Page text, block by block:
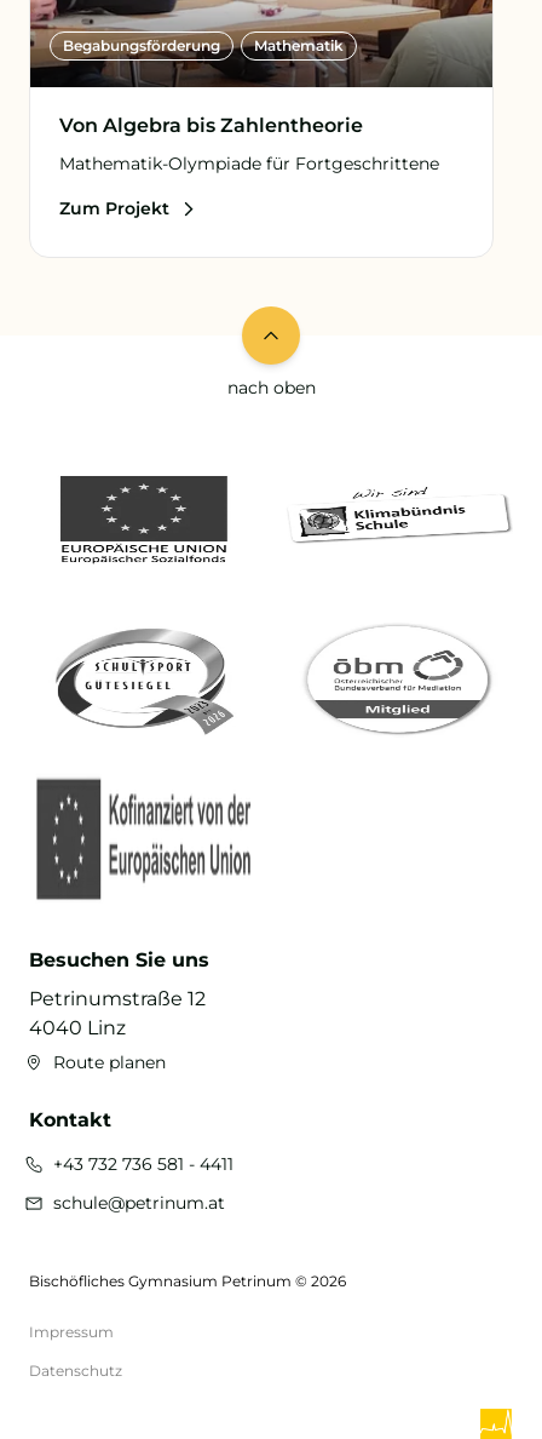
Begabungs­förderung Mathematik
Von Algebra bis Zahlentheorie
Mathematik-Olympiade für Fortgeschrittene
Zum Projekt
nach oben
Besuchen Sie uns
Petrinumstraße 12
4040 Linz
Route planen
Kontakt
+43 732 736 581 - 4411
schule@petrinum.at
Bischöfliches Gymnasium Petrinum © 2026
Impressum
Datenschutz